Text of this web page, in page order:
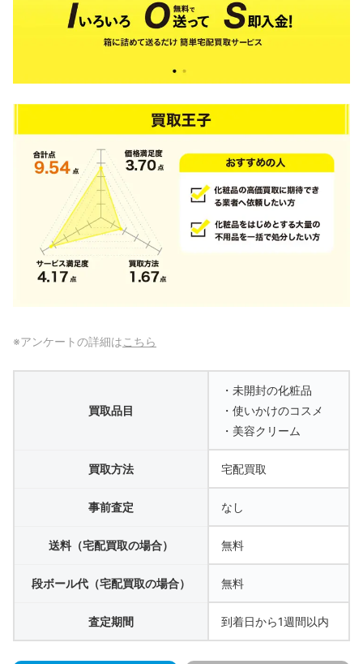
※アンケートの詳細は こちら
買取品目
・未開封の化粧品
・使いかけのコスメ
・美容クリーム
買取方法 宅配買取
事前査定 なし
送料（宅配買取の場合） 無料
段ボール代（宅配買取の場合） 無料
査定期間 到着日から1週間以内